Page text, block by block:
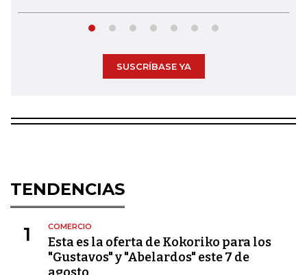
SUSCRÍBASE YA
TENDENCIAS
1 COMERCIO
Esta es la oferta de Kokoriko para los
"Gustavos" y "Abelardos" este 7 de